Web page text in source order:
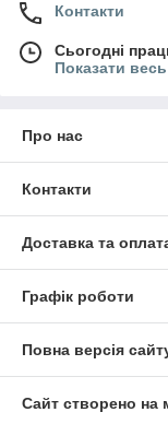
Контакти
Сьогодні
Показати
Про нас
Контакти
Доставка та
Графік роботи
Повна версія
Сайт створено на